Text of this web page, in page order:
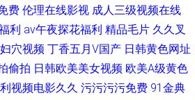
费 伦理在线影视 成人三级视频在线
利 av午夜探花福利 精品毛片 久久叉
穴视频 丁香五月V国产 日韩黄色网址
偷拍 日韩欧美美女视频 欧美A级黄色
视频电影久久 污污污污免费 91金典